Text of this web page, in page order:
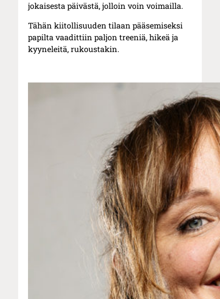
jokaisesta päivästä, jolloin voin voimailla.
Tähän kiitollisuuden tilaan pääsemiseksi
papilta vaadittiin paljon treeniä, hikeä ja
kyyneleitä, rukoustakin.